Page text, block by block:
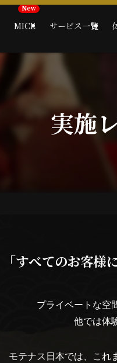
MICE サービス一覧
実施
「すべてのお客
プライベートな空
他では体
モテナス日本では、これ